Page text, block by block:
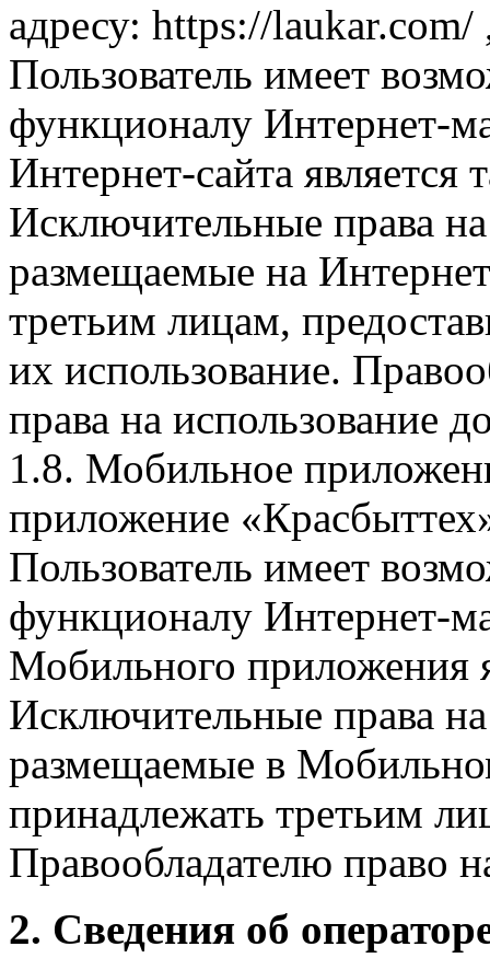
адресу: https://laukar.com/
Пользователь имеет
функционалу Интернет-
Интернет-сайта
Исключительные права
размещаемые на
третьим лицам,
их использование.
права на использование
1.8. Мобильное
приложение
Пользователь имеет
функционалу Интернет-
Мобильного приложения
Исключительные права
размещаемые в
принадлежать третьим
Правообладателю право
2. Сведения об